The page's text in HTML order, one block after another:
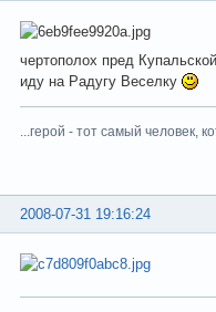
чертополох пред
иду на Радугу Веселку
...герой - тот самый человек,
2008-07-31 19:16:24